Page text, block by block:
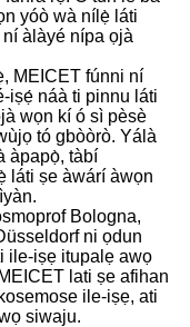
yóò wà nílẹ̀ láti
àlàyé nípa ọjà
MEICET fúnni ní
iṣẹ́ náà ti pinnu láti
wọn kí ó sì pèsè
tó gbòòrò. Yálà
àpapọ̀, tàbí
láti ṣe àwárí àwọn
Bologna,
ni ọdun
ile-iṣẹ itupalẹ awọ
lati ṣe afihan
ile-iṣẹ, ati
siwaju.